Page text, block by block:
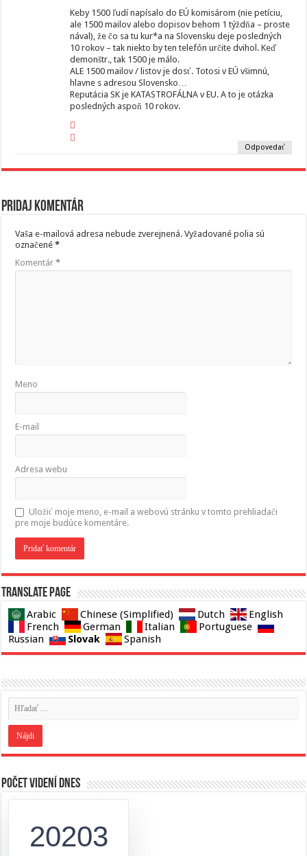
Keby 1500 ľudí napísalo do EÚ komisárom (nie petíciu,
ale 1500 mailov alebo dopisov behom 1 týždňa – proste
nával), že čo sa tu kur*a na Slovensku deje posledných
10 rokov – tak niekto by ten telefón určite dvihol. Keď
demonštr., tak 1500 je málo.
ALE 1500 mailov / listov je dosť. Totosi v EÚ všimnú,
hlavne s adresou Slovensko…
Reputácia SK je KATASTROFÁLNA v EU. A to je otázka
posledných aspoň 10 rokov.
Odpovedať
Pridaj komentár
Vaša e-mailová adresa nebude zverejnená. Vyžadované polia sú
označené*
Komentár*
Meno
E-mail
Adresa webu
Uložiť moje meno, e-mail a webovú stránku v tomto prehliadači
pre moje budúce komentáre.
Translate page
Arabic Chinese (Simplified) Dutch
English
French
German Italian
Portuguese
Russian
Slovak Spanish
Počet videní dnes
20203